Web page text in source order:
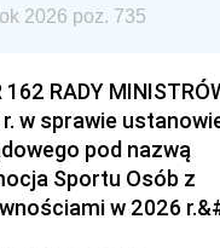
2026 poz. 735
162 RADY
w sprawie
pod nazwą
Sportu Osób z
w 2026